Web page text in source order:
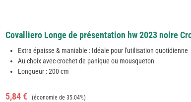
Covalliero Longe de présentation hw 2023 noire
Extra épaisse & maniable : Idéale pour l'utilisation quotidienne
Au choix avec crochet de panique ou mousqueton
Longueur : 200 cm
Prix de vente :
5,84 € Prix régulier :
(économie de 35.04%)